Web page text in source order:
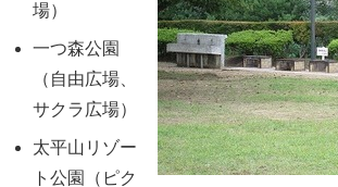
場）
一つ森公園
（自由広場、
サクラ広場）
太平山リゾー
ト公園（ピク